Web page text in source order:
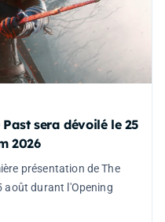
sera dévoilé le 25
2026
présentation de The
août durant l'Opening